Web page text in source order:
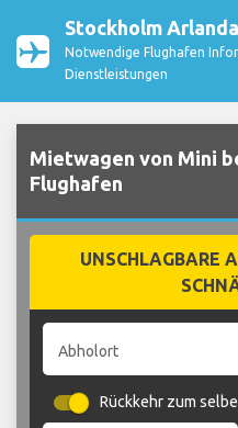
Stockholm
Notwendige Flughafen
Dienstleistungen
Mietwagen von Mini
Flughafen
UNSCHLAGBARE
Abholort
Rückkehr zum